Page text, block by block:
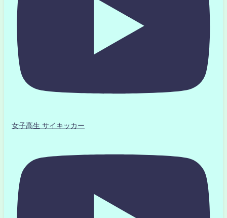
女子高生 サイキッカー